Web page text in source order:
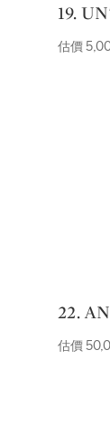
19.
估價
22.
估價